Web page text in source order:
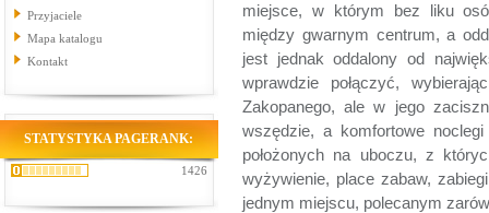
Przyjaciele
Mapa katalogu
Kontakt
STATYSTYKA PAGERANK:
1426
miejsce, w którym bez liku
między gwarnym centrum, a
jest jednak oddalony od
wprawdzie połączyć,
Zakopanego, ale w jego
wszędzie, a komfortowe
położonych na uboczu, z
wyżywienie, place zabaw,
jednym miejscu, polecanym